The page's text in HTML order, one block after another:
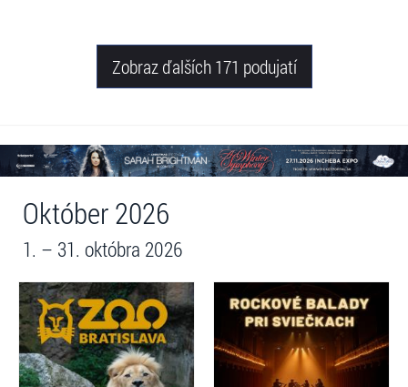
Žilina
Zobraz ďalších 171 podujatí
Október 2026
1. – 31. októbra 2026